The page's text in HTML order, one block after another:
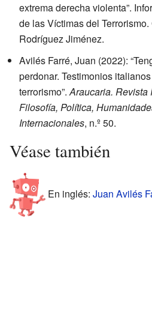
extrema derecha violenta”.
de las Víctimas del
Rodríguez Jiménez.
Avilés Farré, Juan (2022):
perdonar. Testimonios
terrorismo”.Araucaria. Revista
Filosofía, Política,
Internacionales, n.º 50.
Véase también
En inglés: Juan Avilés